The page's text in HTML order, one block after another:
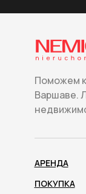
Поможем
Варшаве.
АРЕНДА
ПОКУПКА